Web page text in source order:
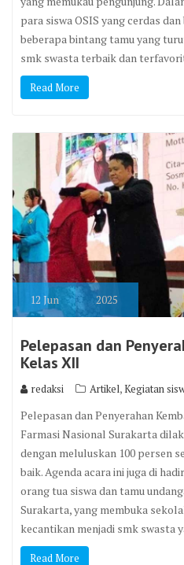
para siswa OSIS yang cerdas
beberapa bintang tamu yang
smk swasta terbaik dan
Read More
12 Jun 2025
Pelepasan dan
Kelas XII
redaksi Artikel,Kegiatan
Pelepasan dan Penyerahan
Farmasi Nasional Surakarta
dengan meluluskan 100 persen
baik. Agenda acara ini juga di
orang tua siswa dan tamu
Surakarta, yang membuka
kecantikan menjadi smk swasta
Read More